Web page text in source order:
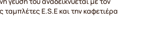
ταμπλέτες E.S.E και την καφετιέρα